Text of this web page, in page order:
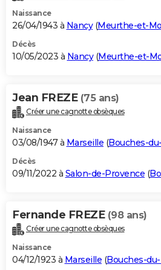
Naissance
26/04/1943 à Nancy(Meurthe-et-
Décès
10/05/2023 à Nancy(Meurthe-et-
Jean FREZE (75 ans)
Créer une cagnotte obsèques
Naissance
03/08/1947 à Marseille (Bouches-
Décès
09/11/2022 à Salon-de-Provence (
Fernande FREZE (98 ans)
Créer une cagnotte obsèques
Naissance
04/12/1923 à Marseille (Bouches-